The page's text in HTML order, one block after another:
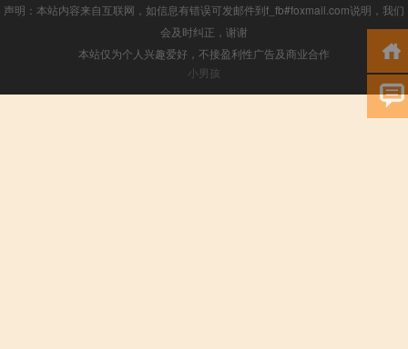
声明：本站内容来自互联网，如信息有错误可发邮件到f_fb#foxmail.com说明，我们
会及时纠正，谢谢
本站仅为个人兴趣爱好，不接盈利性广告及商业合作
小男孩